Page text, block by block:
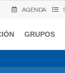
AGENDA
GRUPOS